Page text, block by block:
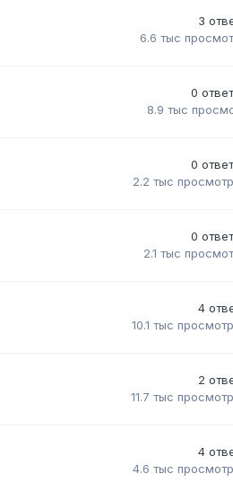
3
6.6 тыс
0
8.9 тыс
0
2.2 тыс
0
2.1 тыс
4
10.1 тыс
2
11.7 тыс
4
4.6 тыс